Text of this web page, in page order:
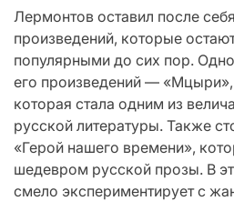
Лермонтов оставил после
произведений, которые
популярными до сих пор.
его произведений —
которая стала одним из
русской литературы. Также
«Герой нашего времени»,
шедевром русской прозы. В
смело экспериментирует с